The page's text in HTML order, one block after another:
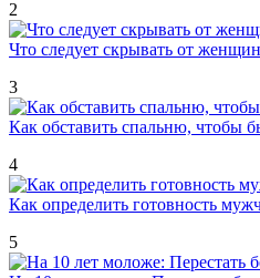
2
Что следует скрывать от женщин
3
Как обставить спальню, чтобы
4
Как определить готовность
5